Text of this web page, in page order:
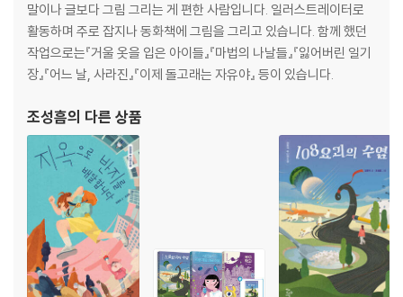
말이나 글보다 그림 그리는 게 편한 사람입니다. 일러스트레이터로
활동하며 주로 잡지나 동화책에 그림을 그리고 있습니다. 함께 했던
작업으로는『거울 옷을 입은 아이들』『마법의 나날들』『잃어버린 일기
장』『어느 날, 사라진』『이제 돌고래는 자유야』 등이 있습니다.
조성흠의 다른 상품